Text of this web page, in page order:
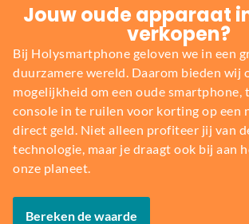
Jouw oude apparaat
verkopen?
Bij Holysmartphone geloven we in een
duurzamere wereld. Daarom bieden wij
mogelijkheid om een oude
console in te ruilen voor korting op een
direct geld. Niet alleen profiteer jij van
technologie, maar je draagt ook bij aan
onze planeet.
Bereken de waarde